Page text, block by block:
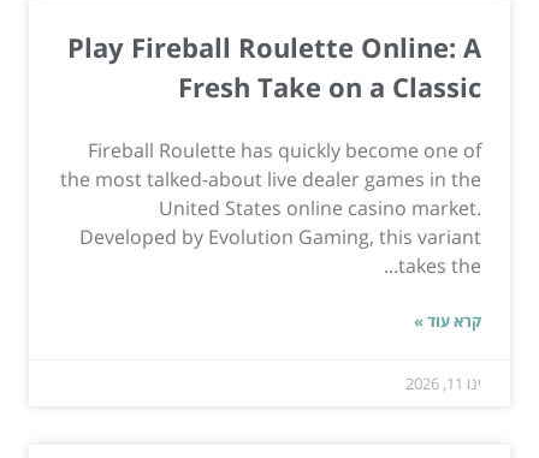
Play Fireball Roulette Online: A
Fresh Take on a Classic
Fireball Roulette has quickly become one of
the most talked-about live dealer games in the
United States online casino market.
Developed by Evolution Gaming, this variant
takes the...
קרא עוד »
ינו 11, 2026